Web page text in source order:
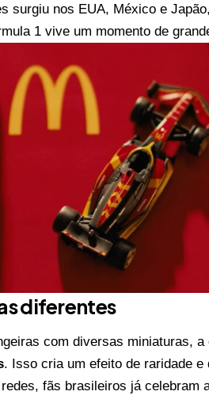
surgiu nos EUA, México e
1 vive um momento de
diferentes
com diversas miniaturas,
. Isso cria um efeito de raridade
fãs brasileiros já celebram